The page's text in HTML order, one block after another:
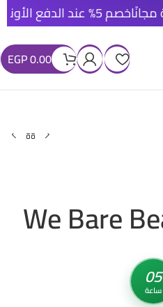
شحن الدفع الأونلاين
EGP0.00
We Bare
05
ساعة